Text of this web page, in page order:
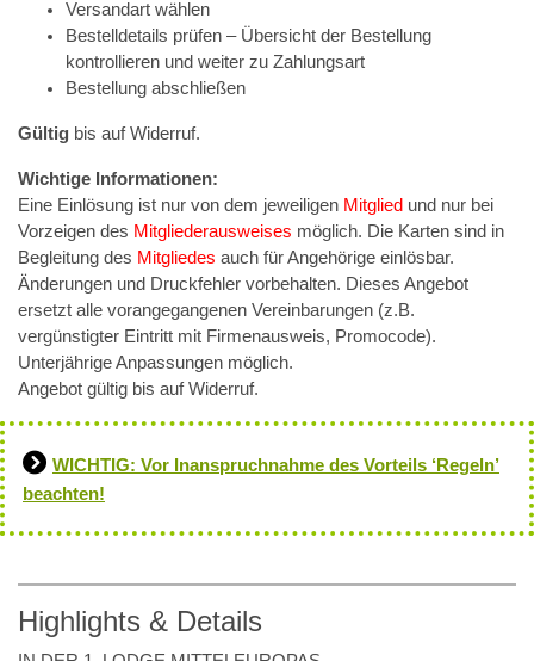
Versandart wählen
Bestelldetails prüfen – Übersicht der Bestellung
kontrollieren und weiter zu Zahlungsart
Bestellung abschließen
Gültig bis auf Widerruf.
Wichtige Informationen:
Eine Einlösung ist nur von dem jeweiligen Mitglied und nur bei
Vorzeigen des Mitgliederausweises möglich. Die Karten sind in
Begleitung des Mitgliedes auch für Angehörige einlösbar.
Änderungen und Druckfehler vorbehalten. Dieses Angebot
ersetzt alle vorangegangenen Vereinbarungen (z.B.
vergünstigter Eintritt mit Firmenausweis, Promocode).
Unterjährige Anpassungen möglich.
Angebot gültig bis auf Widerruf.
WICHTIG: Vor Inanspruchnahme des Vorteils ‘Regeln’
beachten!
Highlights & Details